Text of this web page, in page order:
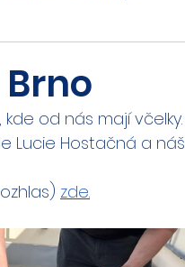
od nás mají včelky.
Lucie Hostačná a náš
zde.